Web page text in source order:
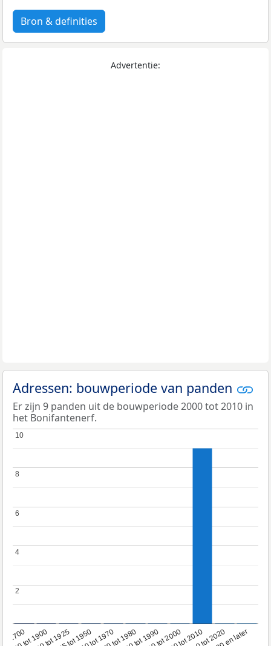
Bron & definities
Advertentie:
Adressen: bouwperiode van panden
Er zijn 9 panden uit de bouwperiode 2000 tot 2010 in
het Bonifantenerf.
1700
2
2
4
4
6
6
8
8
10
10